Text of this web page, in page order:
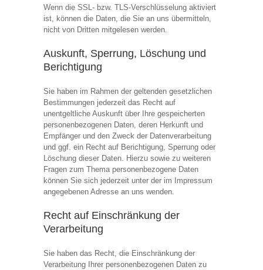
Wenn die SSL- bzw. TLS-Verschlüsselung aktiviert
ist, können die Daten, die Sie an uns übermitteln,
nicht von Dritten mitgelesen werden.
Auskunft, Sperrung, Löschung und
Berichtigung
Sie haben im Rahmen der geltenden gesetzlichen
Bestimmungen jederzeit das Recht auf
unentgeltliche Auskunft über Ihre gespeicherten
personenbezogenen Daten, deren Herkunft und
Empfänger und den Zweck der Datenverarbeitung
und ggf. ein Recht auf Berichtigung, Sperrung oder
Löschung dieser Daten. Hierzu sowie zu weiteren
Fragen zum Thema personenbezogene Daten
können Sie sich jederzeit unter der im Impressum
angegebenen Adresse an uns wenden.
Recht auf Einschränkung der
Verarbeitung
Sie haben das Recht, die Einschränkung der
Verarbeitung Ihrer personenbezogenen Daten zu